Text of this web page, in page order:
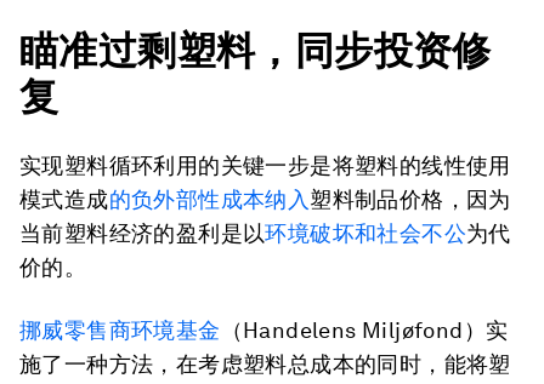
瞄准过剩塑料，同步投资修
复
实现塑料循环利用的关键一步是将塑料的线性使用
模式造成的负外部性成本纳入 塑料制品价格，因为
当前塑料经济的盈利是以环境破坏和社会不公为代
价的。
挪威零售商环境基金 （Handelens Miljøfond）实
施了一种方法，在考虑塑料总成本的同时，能将塑